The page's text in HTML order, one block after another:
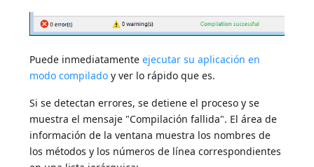
Puede inmediatamenteejecutar su aplicación en
modo compilado y ver lo rápido que es.
Si se detectan errores, se detiene el proceso y se
muestra el mensaje "Compilación fallida". El área de
información de la ventana muestra los nombres de
los métodos y los números de línea correspondientes